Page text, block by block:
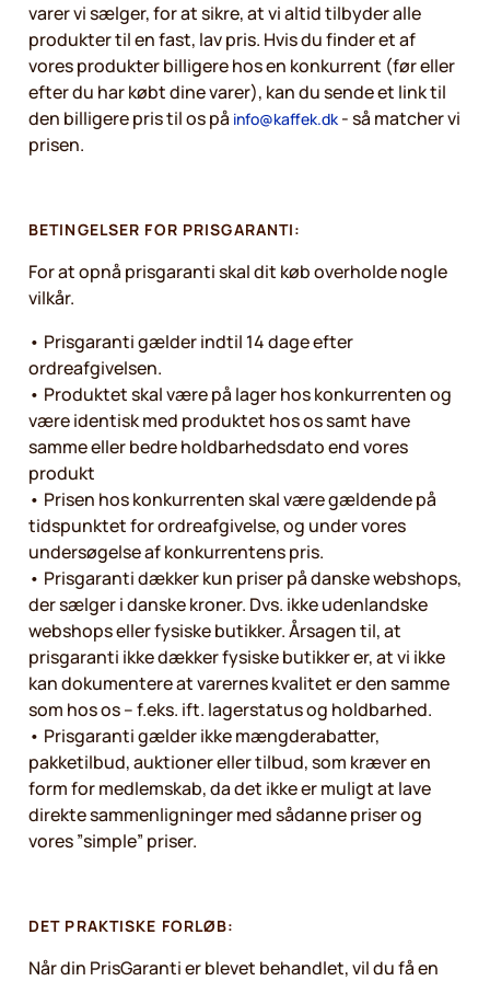
varer vi sælger, for at sikre, at vi altid tilbyder alle
produkter til en fast, lav pris. Hvis du finder et af
vores produkter billigere hos en konkurrent (før eller
efter du har købt dine varer), kan du sende et link til
den billigere pris til os på info@kaffek.dk - så matcher vi
prisen.
BETINGELSER FOR PRISGARANTI:
For at opnå prisgaranti skal dit køb overholde nogle
vilkår.
• Prisgaranti gælder indtil 14 dage efter
ordreafgivelsen.
• Produktet skal være på lager hos konkurrenten og
være identisk med produktet hos os samt have
samme eller bedre holdbarhedsdato end vores
produkt
• Prisen hos konkurrenten skal være gældende på
tidspunktet for ordreafgivelse, og under vores
undersøgelse af konkurrentens pris.
• Prisgaranti dækker kun priser på danske webshops,
der sælger i danske kroner. Dvs. ikke udenlandske
webshops eller fysiske butikker. Årsagen til, at
prisgaranti ikke dækker fysiske butikker er, at vi ikke
kan dokumentere at varernes kvalitet er den samme
som hos os – f.eks. ift. lagerstatus og holdbarhed.
• Prisgaranti gælder ikke mængderabatter,
pakketilbud, auktioner eller tilbud, som kræver en
form for medlemskab, da det ikke er muligt at lave
direkte sammenligninger med sådanne priser og
vores ”simple” priser.
DET PRAKTISKE FORLØB:
Når din PrisGaranti er blevet behandlet, vil du få en